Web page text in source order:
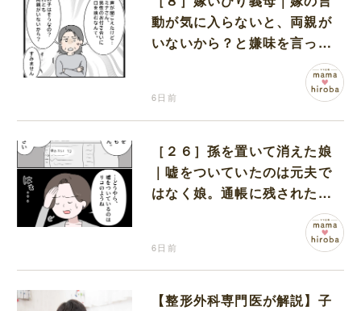
動が気に入らないと、両親が
いないから？と嫌味を言って
6日前
［２６］孫を置いて消えた娘
｜嘘をついていたのは元夫で
はなく娘。通帳に残された記
録がすべてを物語っていた
6日前
【整形外科専門医が解説】子